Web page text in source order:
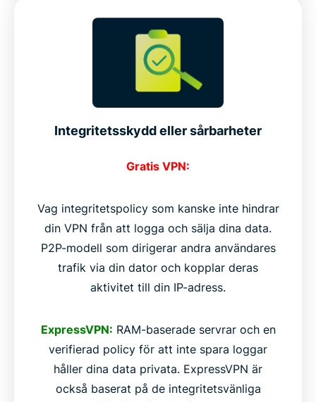
Integritetsskydd eller sårbarheter
Gratis VPN:
Vag integritetspolicy som kanske inte hindrar
din VPN från att logga och sälja dina data.
P2P-modell som dirigerar andra användares
trafik via din dator och kopplar deras
aktivitet till din IP-adress.
ExpressVPN: RAM-baserade servrar och en
verifierad policy för att inte spara loggar
håller dina data privata. ExpressVPN är
också baserat på de integritetsvänliga